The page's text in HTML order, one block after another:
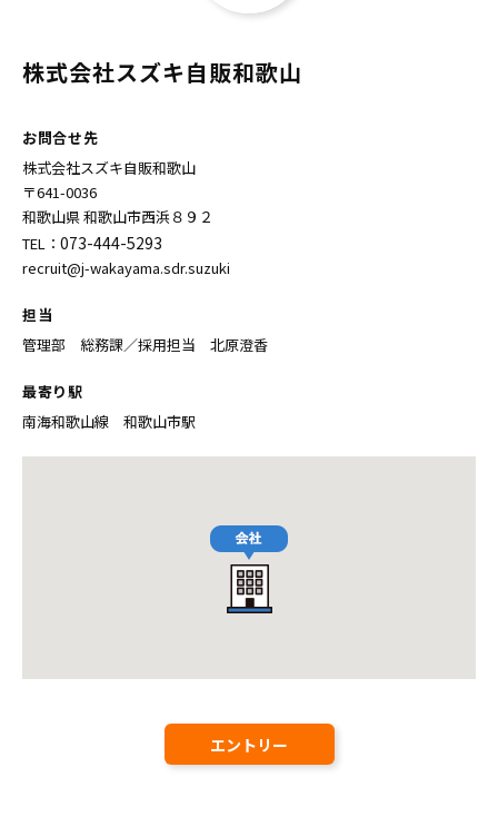
株式会社スズキ自販和歌山
お問合せ先
株式会社スズキ自販和歌山
〒641-0036
和歌山県 和歌山市西浜８９２
TEL： 073-444-5293
recruit@j-wakayama.sdr.suzuki
担当
管理部 総務課／採用担当 北原澄香
最寄り駅
南海和歌山線 和歌山市駅
エントリー